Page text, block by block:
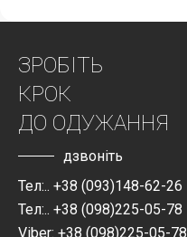
ЗРОБІТЬ
КРОК
ДО ОДУЖАННЯ
дзвоніть
Тел:.. +38 (093)148-62-26
Тел:.. +38 (098)225-05-78
Viber: +38 (098)225-05-78